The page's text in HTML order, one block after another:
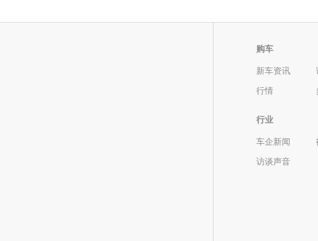
购车
新车资讯
行情
行业
车企新闻
访谈声音